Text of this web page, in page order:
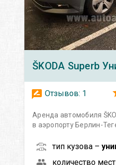
ŠKODA Superb
Отзывов: 1
Аренда автомобиля
в аэропорту Берлин-
тип кузова –
количество